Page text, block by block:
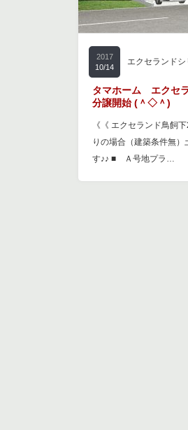
2017
10/14
エクセランドシ
タマホーム エクセ
分譲開始 (＾◇＾)
《《 エクセランド鳥飼
りの場合（建築条件無
す♪♪ ■ Ａ号地プラ…